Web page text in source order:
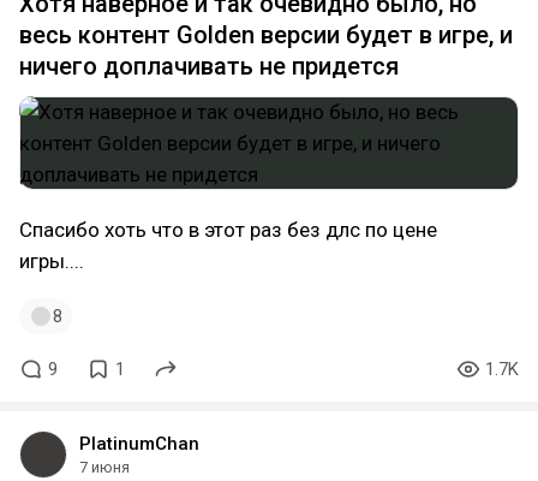
весь контент Golden версии будет в игре, и
ничего доплачивать не придется
Спасибо хоть что в этот раз без длс по цене
игры....
8
9 1 1.7K
PlatinumChan
7 июня